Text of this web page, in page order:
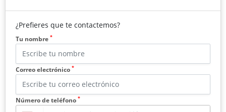
¿Prefieres que te contactemos?
Tu nombre *
Correo electrónico *
Número de teléfono *